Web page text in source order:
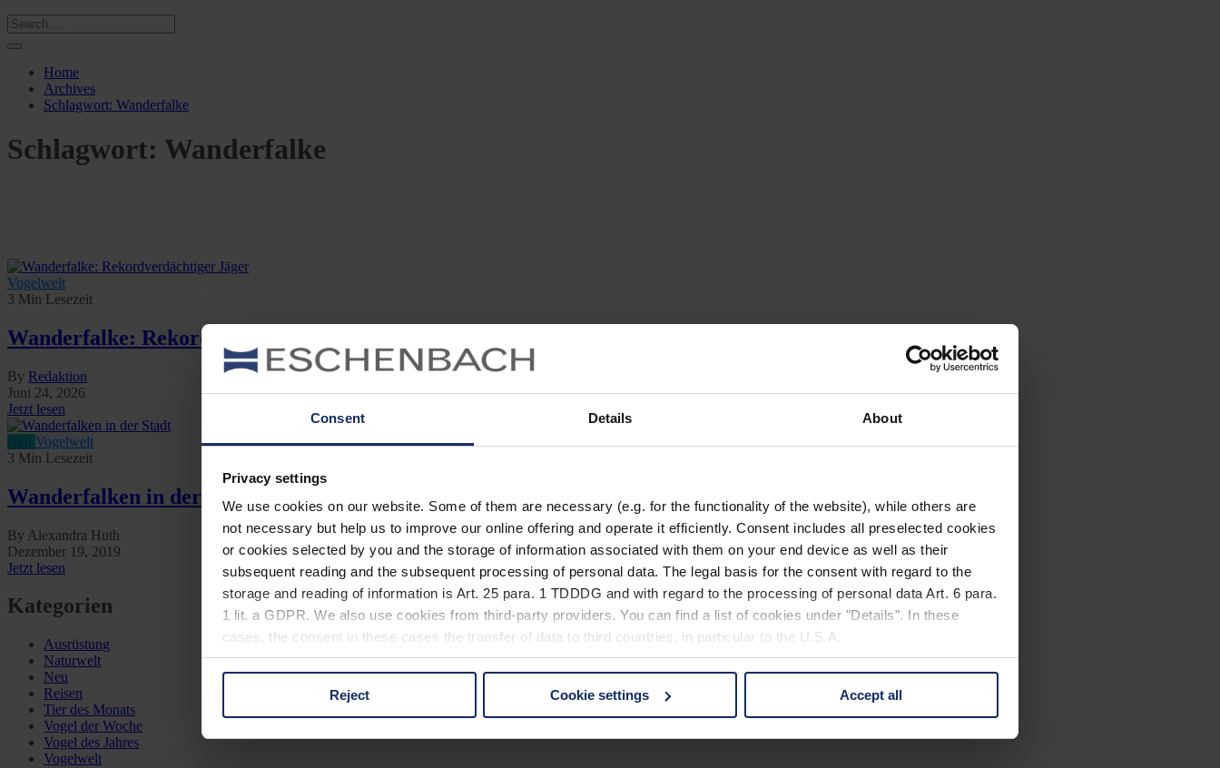
Consent Details About
Privacy settings
We use cookies on our website. Some of them are necessary (e.g. for the functionality of the website), while others are
not necessary but help us to improve our online offering and operate it efficiently. Consent includes all preselected cookies
or cookies selected by you and the storage of information associated with them on your end device as well as their
subsequent reading and the subsequent processing of personal data. The legal basis for the consent with regard to the
storage and reading of information is Art. 25 para. 1 TDDDG and with regard to the processing of personal data Art. 6 para.
1 lit. a GDPR. We also use cookies from third-party providers. You can find a list of cookies under "Details". In these
cases, the consent in these cases the transfer of data to third countries, in particular to the U.S.A.
You can consent to the use of non-essential cookies by clicking on the "Accept all" button or change your mind by clicking
Reject Cookie settings Accept all
Home
Archives
Schlagwort: Wanderfalke
Schlagwort: Wanderfalke
Vogelwelt
3 Min Lesezeit
Wanderfalke: Rekordverdächtiger Jäger
By Redaktion
Juni 24, 2026
Jetzt lesen
Vogelwelt
3 Min Lesezeit
Wanderfalken in der Stadt
By Alexandra Huth
Dezember 19, 2019
Jetzt lesen
Kategorien
Ausrüstung
Naturwelt
Neu
Reisen
Tier des Monats
Vogel der Woche
Vogel des Jahres
Vogelwelt